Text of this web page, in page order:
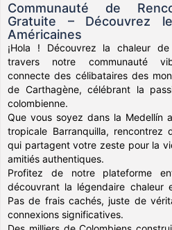
Communauté de
Gratuite – Découvrez
Américaines
¡Hola ! Découvrez la chaleur
travers notre communauté
connecte des célibataires des
de Carthagène, célébrant la
colombienne.
Que vous soyez dans la Medellín
tropicale Barranquilla, rencontrez
qui partagent votre zeste pour la
amitiés authentiques.
Profitez de notre plateforme
découvrant la légendaire chaleur
Pas de frais cachés, juste de
connexions significatives.